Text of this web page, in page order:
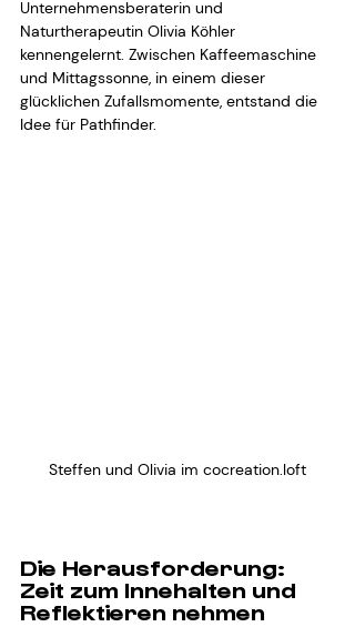
Unternehmensberaterin und
Naturtherapeutin Olivia Köhler
kennengelernt. Zwischen Kaffeemaschine
und Mittagssonne, in einem dieser
glücklichen Zufallsmomente, entstand die
Idee für Pathfinder.
Steffen und Olivia im cocreation.loft
Die Herausforderung:
Zeit zum Innehalten und
Reflektieren nehmen